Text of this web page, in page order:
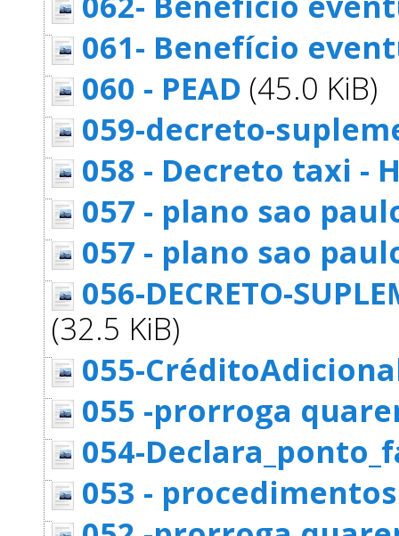
061- Benefício
060 - PEAD (45.0 KiB)
059-decreto-
058 - Decreto taxi -
057 - plano sao
057 - plano sao
056-DECRETO-
(32.5 KiB)
055-
055 -prorroga
054-
053 -